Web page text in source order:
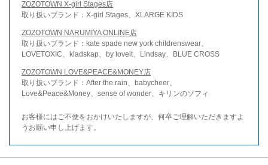
ZOZOTOWN X-girl Stages店
取り扱いブランド：X-girl Stages、XLARGE KIDS
ZOZOTOWN NARUMIYA ONLINE店
取り扱いブランド：kate spade new york childrenswear、
LOVETOXIC、kladskap、by loveit、Lindsay、BLUE CROSS
ZOZOTOWN LOVE&PEACE&MONEY店
取り扱いブランド：After the rain、babycheer、
Love&Peace&Money、sense of wonder、キリンのソフィ
お客様にはご不便をおかけいたしますが、何卒ご理解いただきますよ
うお願い申し上げます。